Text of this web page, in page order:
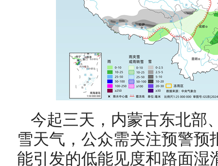
今起三天，内蒙古东北部
雪天气，公众需关注预警预
能引发的低能见度和路面湿